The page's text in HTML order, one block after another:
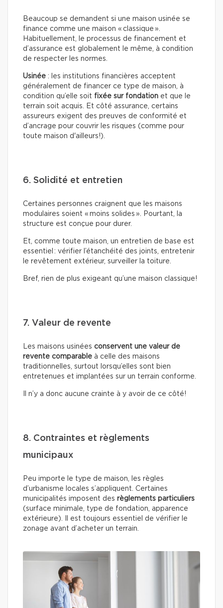
Beaucoup se demandent si une maison usinée se
finance comme une maison « classique ».
Habituellement, le processus de financement et
d’assurance est globalement le même, à condition
de respecter les normes.
Usinée : les institutions financières acceptent
généralement de financer ce type de maison, à
condition qu’elle soit fixée sur fondation et que le
terrain soit acquis. Et côté assurance, certains
assureurs exigent des preuves de conformité et
d’ancrage pour couvrir les risques (comme pour
toute maison d'ailleurs!).
6. Solidité et entretien
Certaines personnes craignent que les maisons
modulaires soient « moins solides ». Pourtant, la
structure est conçue pour durer.
Et, comme toute maison, un entretien de base est
essentiel : vérifier l’étanchéité des joints, entretenir
le revêtement extérieur, surveiller la toiture.
Bref, rien de plus exigeant qu’une maison classique!
7. Valeur de revente
Les maisons usinées conservent une valeur de
revente comparable à celle des maisons
traditionnelles, surtout lorsqu’elles sont bien
entretenues et implantées sur un terrain conforme.
Il n’y a donc aucune crainte à y avoir de ce côté!
8. Contraintes et règlements
municipaux
Peu importe le type de maison, les règles
d’urbanisme locales s’appliquent. Certaines
municipalités imposent des règlements particuliers
(surface minimale, type de fondation, apparence
extérieure). Il est toujours essentiel de vérifier le
zonage avant d’acheter un terrain.